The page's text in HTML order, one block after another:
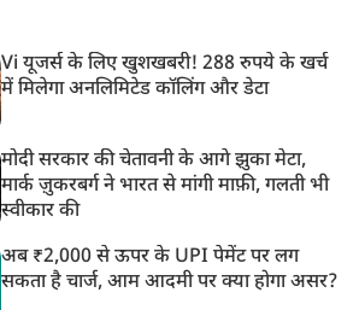
Vi यूजर्स के लिए खुशखबरी! 288 रुपये के खर्च
में मिलेगा अनलिमिटेड कॉलिंग और डेटा
मोदी सरकार की चेतावनी के आगे झुका मेटा,
मार्क ज़ुकरबर्ग ने भारत से मांगी माफ़ी, गलती भी
स्वीकार की
अब ₹2,000 से ऊपर के UPI पेमेंट पर लग
सकता है चार्ज, आम आदमी पर क्या होगा असर?